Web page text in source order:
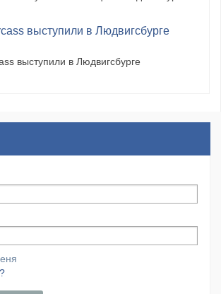
выступили в Людвигсбурге
выступили в Людвигсбурге